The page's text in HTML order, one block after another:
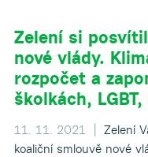
Zelení si
nové vlády.
rozpočet a
školkách,
11. 11. 2021 |
Zelení
koaliční smlouvě nové